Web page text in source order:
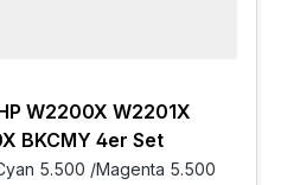
W2200X W2201X
BKCMY 4er Set
5.500 /Magenta 5.500